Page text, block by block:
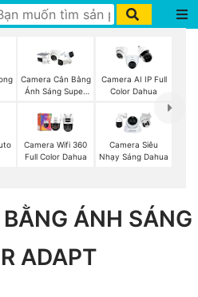
Camera Cân Bằng
Ánh Sáng Super
Camera AI IP Full
Color Dahua
Camera Wifi 360
Full Color Dahua
Camera Siêu
Nhạy Sáng Dahua
ÁNH SÁNG
ADAPT